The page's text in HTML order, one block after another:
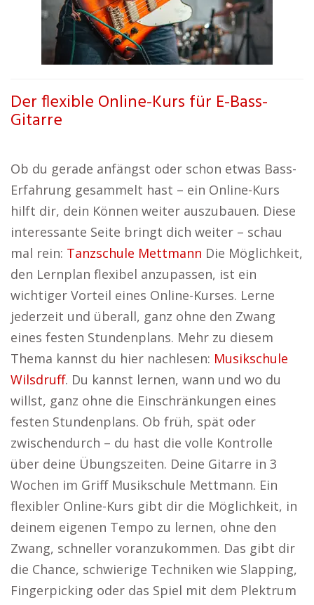
Der flexible Online-Kurs für E-Bass-
Gitarre
Ob du gerade anfängst oder schon etwas Bass-
Erfahrung gesammelt hast – ein Online-Kurs
hilft dir, dein Können weiter auszubauen. Diese
interessante Seite bringt dich weiter – schau
mal rein: Tanzschule Mettmann Die Möglichkeit,
den Lernplan flexibel anzupassen, ist ein
wichtiger Vorteil eines Online-Kurses. Lerne
jederzeit und überall, ganz ohne den Zwang
eines festen Stundenplans. Mehr zu diesem
Thema kannst du hier nachlesen: Musikschule
Wilsdruff. Du kannst lernen, wann und wo du
willst, ganz ohne die Einschränkungen eines
festen Stundenplans. Ob früh, spät oder
zwischendurch – du hast die volle Kontrolle
über deine Übungszeiten. Deine Gitarre in 3
Wochen im Griff Musikschule Mettmann. Ein
flexibler Online-Kurs gibt dir die Möglichkeit, in
deinem eigenen Tempo zu lernen, ohne den
Zwang, schneller voranzukommen. Das gibt dir
die Chance, schwierige Techniken wie Slapping,
Fingerpicking oder das Spiel mit dem Plektrum